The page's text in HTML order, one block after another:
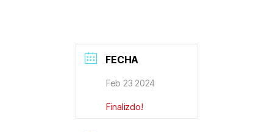
FECHA
Feb 23 2024
Finalizdo!